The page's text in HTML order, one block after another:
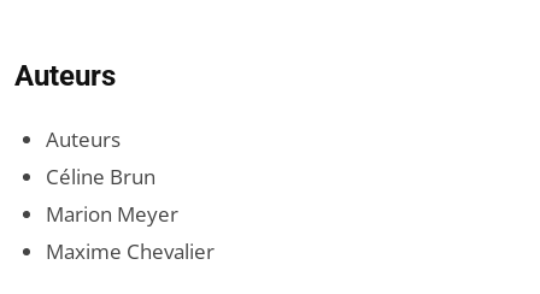
Auteurs
Auteurs
Céline Brun
Marion Meyer
Maxime Chevalier